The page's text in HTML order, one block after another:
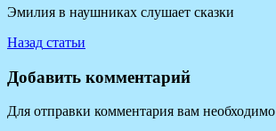
Эмилия в наушниках слушает сказки
Навигация
по
записям
Назад Предыдущая
статьи
Добавить комментарий
Для отправки комментария вам необходимо